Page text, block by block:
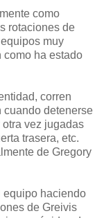
como
rotaciones de
muy
como ha estado
corren
cuando detenerse
vez jugadas
trasera, etc.
de Gregory
equipo haciendo
de Greivis